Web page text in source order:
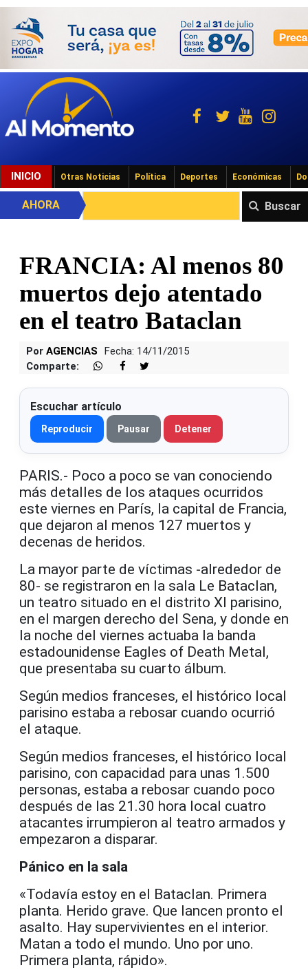
INICIO Otras Noticias Política Deportes Económicas
Buscar
AHORA
FRANCIA: Al menos 80
muertos dejo atentado
en el teatro Bataclan
Por AGENCIAS
Fecha: 14/11/2015
Comparte:
Escuchar artículo
Reproducir Pausar Detener
PARIS.- Poco a poco se van conociendo
más detalles de los ataques ocurridos
este viernes en París, la capital de Francia,
que dejaron al menos 127 muertos y
decenas de heridos.
La mayor parte de víctimas -alrededor de
80- se registraron en la sala Le Bataclan,
un teatro situado en el distrito XI parisino,
en el margen derecho del Sena, y donde en
la noche del viernes actuaba la banda
estadounidense Eagles of Death Metal,
que presentaba su cuarto álbum.
Según medios franceses, el histórico local
parisino estaba a rebosar cuando ocurrió
el ataque.
Según medios franceses, el histórico local
parisino, con capacidad para unas 1.500
personas, estaba a rebosar cuando poco
después de las 21.30 hora local cuatro
atacantes irrumpieron al teatro armados y
empezaron a disparar.
Pánico en la sala
«Todavía estoy en el Bataclan. Primera
planta. Herido grave. Que lancen pronto el
asalto. Hay supervivientes en el interior.
Matan a todo el mundo. Uno por uno.
Primera planta, rápido».